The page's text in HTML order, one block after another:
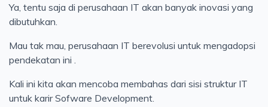
Ya, tentu saja di perusahaan IT akan banyak inovasi yang
dibutuhkan.
Mau tak mau, perusahaan IT berevolusi untuk mengadopsi
pendekatan ini .
Kali ini kita akan mencoba membahas dari sisi struktur IT
untuk karir Sofware Development.